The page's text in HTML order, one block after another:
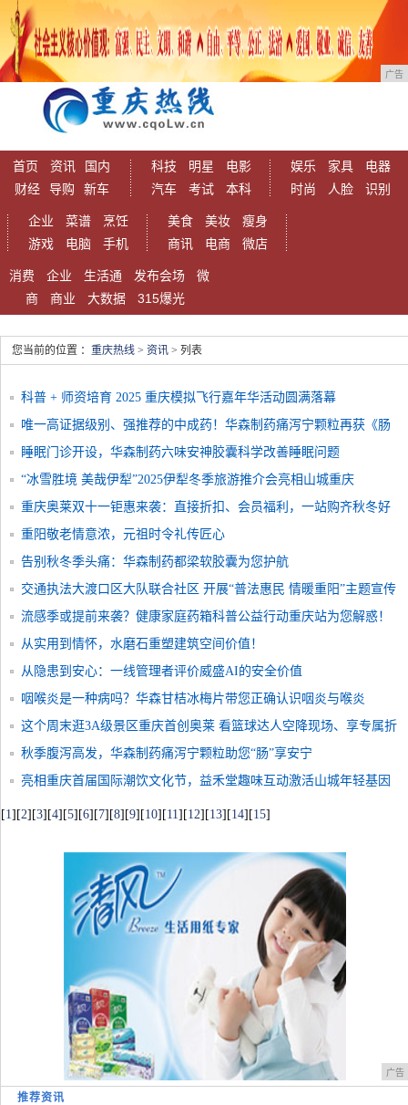
广告
首页 资讯
国内
财经
导购 新车
科技 明星
电影
汽车
考试 本科
娱乐 家具
电器
时尚
人脸 识别
企业 菜谱
烹饪
游戏
电脑 手机
美食 美妆
瘦身
商讯
电商 微店
消费 企业 生活通 发布会场
微
商
商业 大数据 315爆光
您当前的位置 ： 重庆热线 > 资讯 > 列表
科普 + 师资培育 2025 重庆模拟飞行嘉年华活动圆满落幕
唯一高证据级别、强推荐的中成药！华森制药痛泻宁颗粒再获《肠
易激综合征中西医结合诊疗专家共识》推荐
睡眠门诊开设，华森制药六味安神胶囊科学改善睡眠问题
“冰雪胜境 美哉伊犁”2025伊犁冬季旅游推介会亮相山城重庆
重庆奥莱双十一钜惠来袭：直接折扣、会员福利，一站购齐秋冬好
物
重阳敬老情意浓，元祖时令礼传匠心
告别秋冬季头痛：华森制药都梁软胶囊为您护航
交通执法大渡口区大队联合社区 开展“普法惠民 情暖重阳”主题宣传
慰问活动
流感季或提前来袭？健康家庭药箱科普公益行动重庆站为您解惑！
从实用到情怀，水磨石重塑建筑空间价值！
从隐患到安心：一线管理者评价威盛AI的安全价值
咽喉炎是一种病吗？华森甘桔冰梅片带您正确认识咽炎与喉炎
这个周末逛3A级景区重庆首创奥莱 看篮球达人空降现场、享专属折
扣
秋季腹泻高发，华森制药痛泻宁颗粒助您“肠”享安宁
亮相重庆首届国际潮饮文化节，益禾堂趣味互动激活山城年轻基因
[1] [2] [3] [4] [5] [6] [7] [8] [9] [10] [11] [12] [13] [14] [15]
广告
推荐资讯